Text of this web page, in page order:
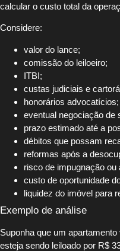
calcular o custo total da
Considere:
valor do lance;
comissão do leiloeiro;
ITBI;
custas judiciais e
honorários advocatícios;
eventual negociação de
prazo estimado até a
débitos que possam
reformas após a
risco de impugnação ou
custo de oportunidade
liquidez do imóvel para
Exemplo de análise
Suponha que um
esteja sendo leiloado por R$